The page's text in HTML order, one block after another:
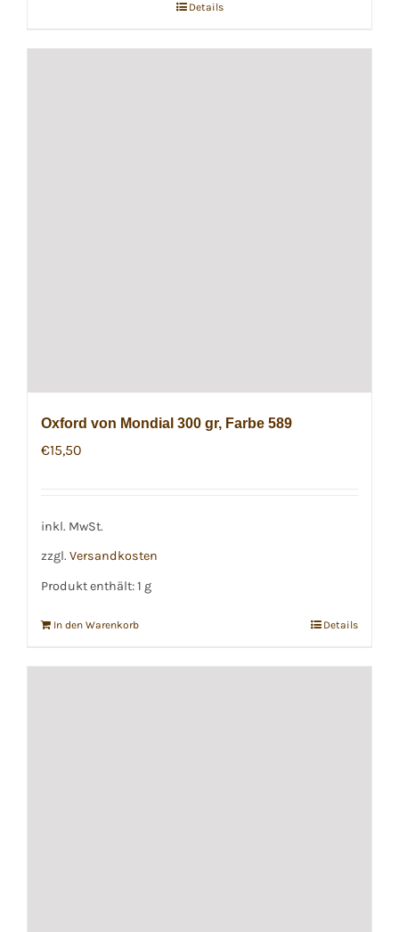
Details
Oxford von Mondial 300 gr, Farbe 589
€15,50
inkl. MwSt.
zzgl. Versandkosten
Produkt enthält: 1 g
In den Warenkorb Details